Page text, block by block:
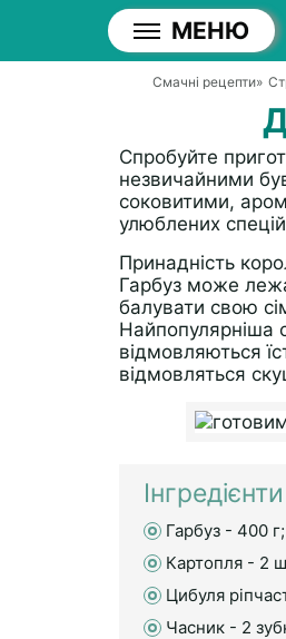
МЕНЮ
Смачні рецепти»
Спробуйте
незвичайними
соковитими,
улюблених
Принадність
Гарбуз може
балувати свою
Найпопулярніша
відмовляються
відмовляться
Інгредієнти
Гарбуз - 400 г;
Картопля - 2
Цибуля
Часник - 2